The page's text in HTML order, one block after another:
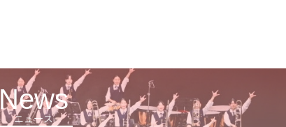
ニュース
News